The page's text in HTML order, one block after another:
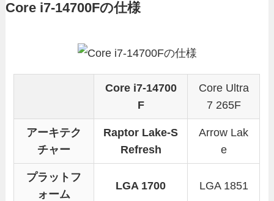
Core i7-14700Fの仕様
Core i7-14700
F
Core Ultra
7 265F
アーキテク
チャー
Raptor Lake-S
Refresh
Arrow Lak
e
プラットフ
ォーム
LGA 1700 LGA 1851